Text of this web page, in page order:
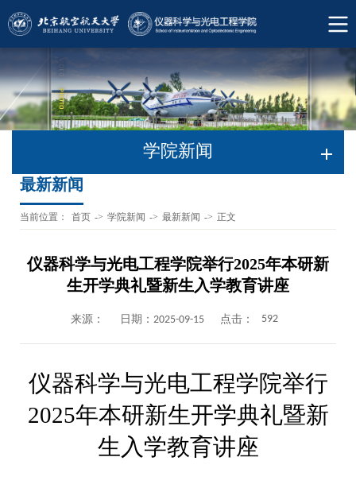
学院新闻
最新新闻
当前位置： 首页 -> 学院新闻 -> 最新新闻 -> 正文
仪器科学与光电工程学院举行2025年本研新
生开学典礼暨新生入学教育讲座
来源： 日期：2025-09-15 点击： 592
仪器科学与光电工程学院举行
2025年本研新生开学典礼暨新
生入学教育讲座